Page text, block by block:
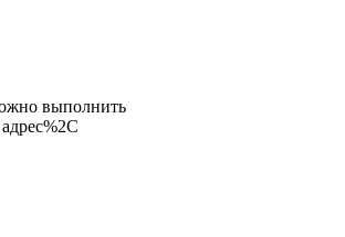
выполнить